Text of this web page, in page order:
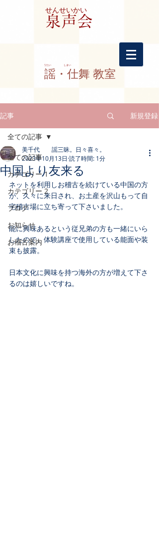
​泉声会
せんせいかい
謡・仕舞 教室
​うたい しまい
記事 新規登録
全ての記事
カテゴリー 1
カテゴリー 2
ブログ
お知らせ
お稽古案内
全ての記事
中国より友来る
美千代 謡三昧。日々喜々。
2023年10月13日 読了時間: 1分
ネットを利用しお稽古を続けている中国の方
が、久々に来日され、お土産を沢山もって自
宅稽古場に立ち寄って下さいました。
能に興味あるという従兄弟の方も一緒にいら
したので、体験講座で使用している能面や装
束も披露。
日本文化に興味を持つ海外の方が増えて下さ
るのは嬉しいですね。